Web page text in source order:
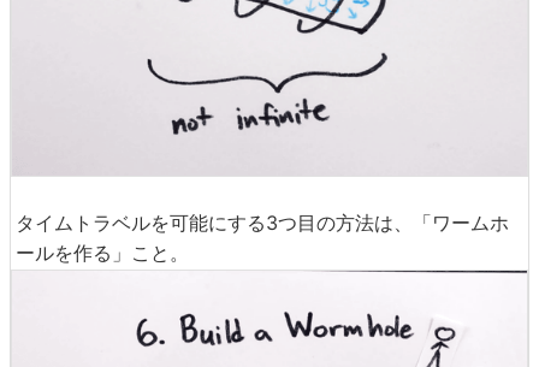
タイムトラベルを可能にする3つ目の方法は、「ワームホ
ールを作る」こと。